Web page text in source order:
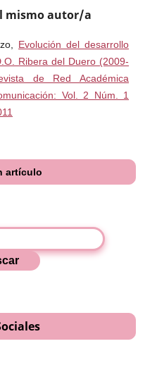
mismo autor/a
Evolución del desarrollo
Ribera del Duero (2009-
de Red Académica
Vol. 2 Núm. 1
artículo